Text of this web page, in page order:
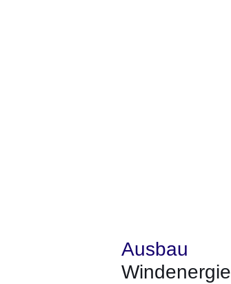
Ausbau
Windenergie